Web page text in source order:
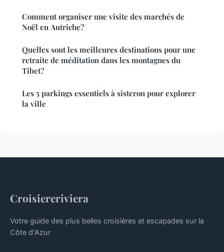
Comment organiser une visite des marchés de
Noël en Autriche?
Quelles sont les meilleures destinations pour une
retraite de méditation dans les montagnes du
Tibet?
Les 5 parkings essentiels à sisteron pour explorer
la ville
Croisiereriviera
Votre guide des plus belles croisières et escapades sur la
Côte d'Azur